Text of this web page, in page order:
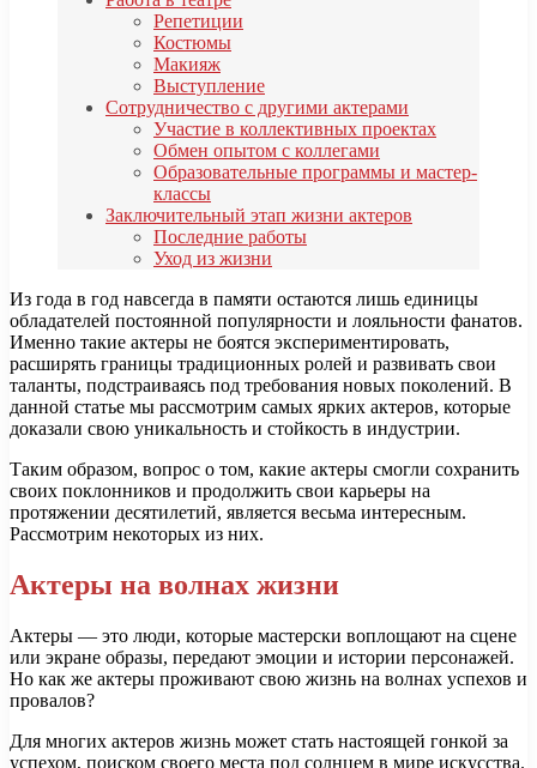
Репетиции
Костюмы
Макияж
Выступление
Сотрудничество с другими актерами
Участие в коллективных проектах
Обмен опытом с коллегами
Образовательные программы и мастер-
классы
Заключительный этап жизни актеров
Последние работы
Уход из жизни
Из года в год навсегда в памяти остаются лишь единицы
обладателей постоянной популярности и лояльности фанатов.
Именно такие актеры не боятся экспериментировать,
расширять границы традиционных ролей и развивать свои
таланты, подстраиваясь под требования новых поколений. В
данной статье мы рассмотрим самых ярких актеров, которые
доказали свою уникальность и стойкость в индустрии.
Таким образом, вопрос о том, какие актеры смогли сохранить
своих поклонников и продолжить свои карьеры на
протяжении десятилетий, является весьма интересным.
Рассмотрим некоторых из них.
Актеры на волнах жизни
Актеры — это люди, которые мастерски воплощают на сцене
или экране образы, передают эмоции и истории персонажей.
Но как же актеры проживают свою жизнь на волнах успехов и
провалов?
Для многих актеров жизнь может стать настоящей гонкой за
успехом, поиском своего места под солнцем в мире искусства.